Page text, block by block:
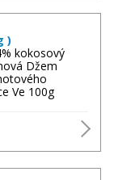
)
kokosový
Džem
Ve 100g